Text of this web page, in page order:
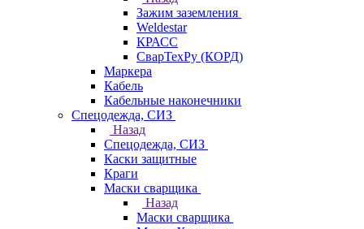
Зажим заземления
Weldestar
КРАСС
СварТехРу (КОРД)
Маркера
Кабель
Кабельные наконечники
Спецодежда, СИЗ
Назад
Спецодежда, СИЗ
Каски защитные
Краги
Маски сварщика
Назад
Маски сварщика